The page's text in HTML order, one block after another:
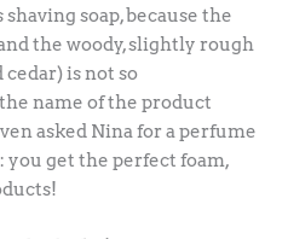
soap, because the
the woody, slightly rough
is not so
name of the product
asked Nina for a perfume
you get the perfect foam,